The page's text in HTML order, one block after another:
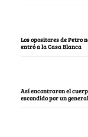
Los opositores de Petro
entró a la Casa Blanca
Así encontraron el
escondido por un